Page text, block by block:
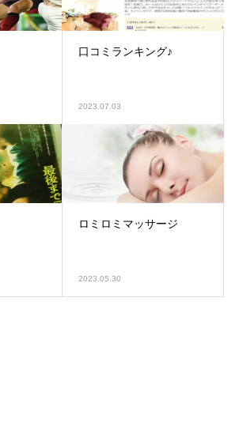
口コミランキング♪
2023.07.03
ロミロミマッサージ
2023.05.30